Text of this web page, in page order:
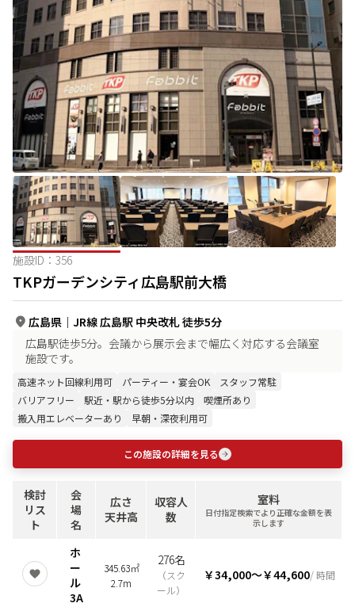
施設ID： 356
TKPガーデンシティ広島駅前大橋
広島県 ｜ JR線 広島駅 中央改札 徒歩5分
広島駅徒歩5分。会議から展示会まで幅広く対応する会議室
施設です。
高速ネット回線利用可 パーティー・宴会OK
スタッフ常駐
バリアフリー
駅近・駅から徒歩5分以内
喫煙所あり
搬入用エレベーターあり
早朝・深夜利用可
この施設の詳細を見る
検討
リス
ト
会
場
名
広さ
天井高
収容人
数
室料
日付指定検索でより正確な金額を表
示します
ホ
ー
ル
3A
345.63㎡
2.7m
276名
（スク
ール）
￥34,000〜￥44,600/ 時間